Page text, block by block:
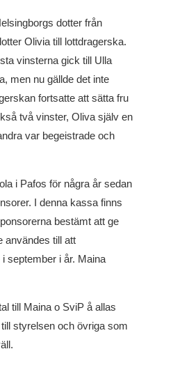
dotter från
Olivia till lottdragerska.
vinsterna gick till Ulla
men nu gällde det inte
fortsatte att sätta fru
två vinster, Oliva själv en
var begeistrade och
i Pafos för några år sedan
I denna kassa finns
bestämt att ge
användes till att
september i år. Maina
till Maina o SviP å allas
styrelsen och övriga som